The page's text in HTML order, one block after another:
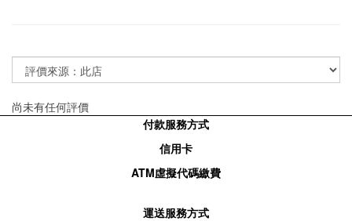
尚未有任何評價
付款服務方式
信用卡
ATM虛擬代碼繳費
運送服務方式